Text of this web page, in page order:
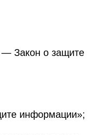
— Закон о защите
информации»;